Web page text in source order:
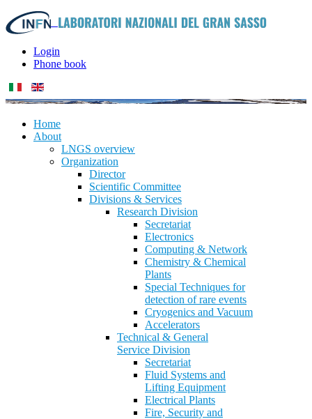
Login
Phone book
Home
About
LNGS overview
Organization
Director
Scientific Committee
Divisions & Services
Research Division
Secretariat
Electronics
Computing & Network
Chemistry & Chemical
Plants
Special Techniques for
detection of rare events
Cryogenics and Vacuum
Accelerators
Technical & General
Service Division
Secretariat
Fluid Systems and
Lifting Equipment
Electrical Plants
Fire, Security and